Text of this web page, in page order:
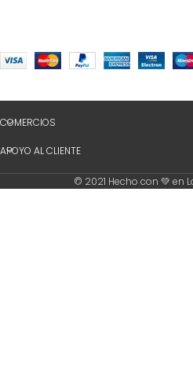
COMERCIOS
APOYO AL CLIENTE
© 2021 Hecho con 💚 en